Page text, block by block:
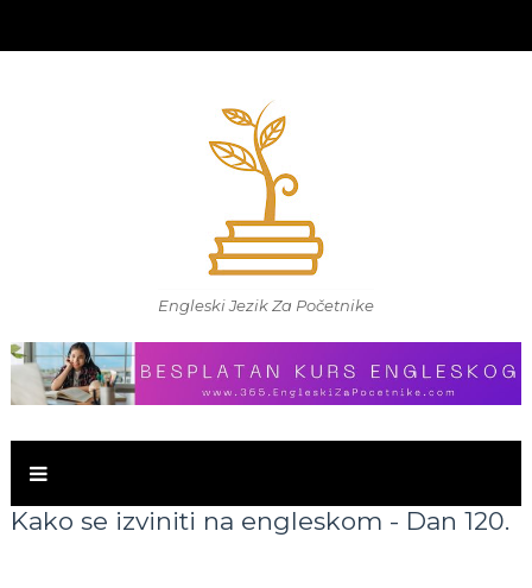
Engleski Jezik Za Početnike
Kako se izviniti na engleskom - Dan 120.